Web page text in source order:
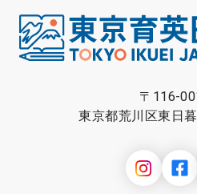
〒116-
東京都荒川区東日